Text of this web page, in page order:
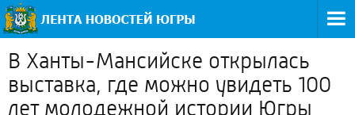
В Ханты-Мансийске открылась
выставка, где можно увидеть 100
лет молодежной истории Югры